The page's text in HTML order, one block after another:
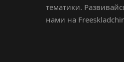
тематики.
нами на